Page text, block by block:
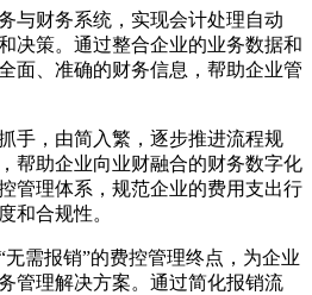
与财务系统，实现会计处理自动
决策。通过整合企业的业务数据和
面、准确的财务信息，帮助企业管
手，由简入繁，逐步推进流程规
帮助企业向业财融合的财务数字化
管理体系，规范企业的费用支出行
和合规性。
需报销”的费控管理终点，为企业
管理解决方案。通过简化报销流